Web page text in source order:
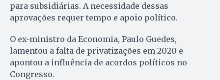
para subsidiárias. A necessidade dessas
aprovações requer tempo e apoio político.
O ex-ministro da Economia, Paulo Guedes,
lamentou a falta de privatizações em 2020 e
apontou a influência de acordos políticos no
Congresso.